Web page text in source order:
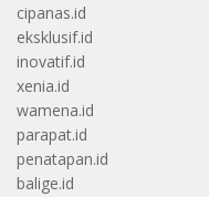
cipanas.id
eksklusif.id
inovatif.id
xenia.id
wamena.id
parapat.id
penatapan.id
balige.id